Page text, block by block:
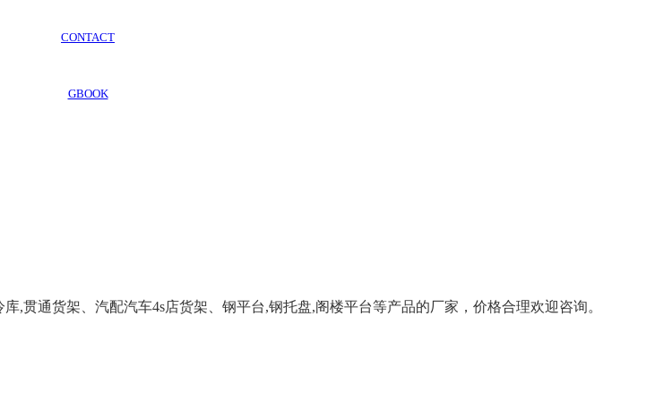
CONTACT
GBOOK
贯通货架、汽配汽车4s店货架、钢平台,钢托盘,阁楼平台等产品的厂家，价格合理欢迎咨询。